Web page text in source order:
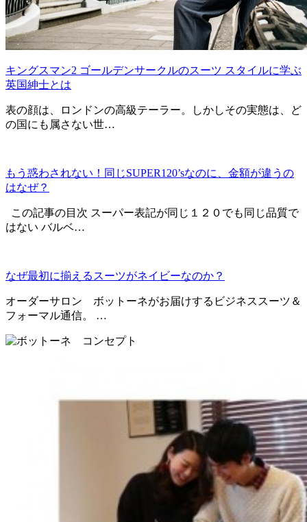
キングスマン2 ゴールデンサークルのスーツ スタイルに学ぶ
英国紳士とは
表の顔は、ロンドンの高級テーラー。しかしその実態は、ど
の国にも属さない世…
もう惑わされない！同じSUPER120’sなのに、金額が違うの
はなぜ？
この記事の目次 スーパー表記が同じ１２０でも同じ品質で
はない バルベ…
なぜ最初に揃えるスーツがネイビーなのか？
オーダーサロン ボットーネがお届けするビジネススーツ＆
フォーマル通信。 …